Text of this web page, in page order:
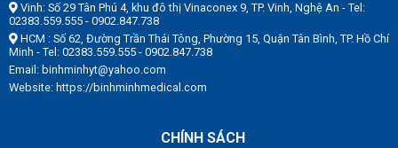
Vinh: Số 29 Tân Phú 4, khu đô thị Vinaconex 9, TP. Vinh, Nghệ An - Tel:
02383.559.555 - 0902.847.738
HCM : Số 62, Đường Trần Thái Tông, Phường 15, Quận Tân Bình, TP. Hồ Chí
Minh - Tel: 02383.559.555 - 0902.847.738
Email: binhminhyt@yahoo.com
Website: https://binhminhmedical.com
CHÍNH SÁCH